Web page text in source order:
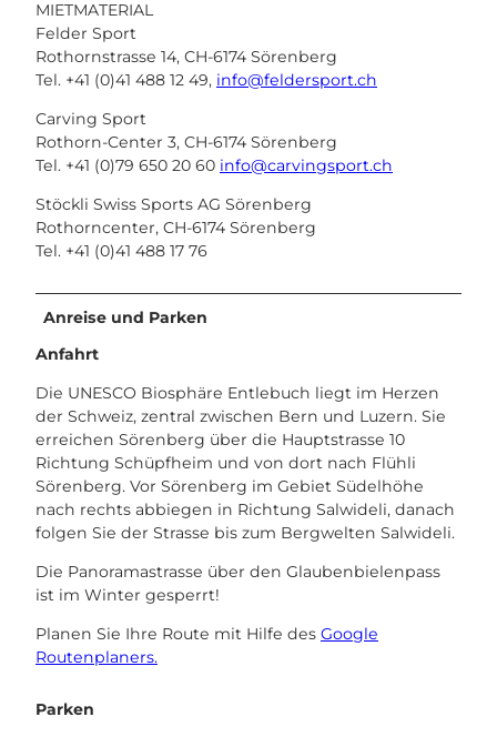
MIETMATERIAL
Felder Sport
Rothornstrasse 14, CH-6174 Sörenberg
Tel. +41 (0)41 488 12 49, info@feldersport.ch
Carving Sport
Rothorn-Center 3, CH-6174 Sörenberg
Tel. +41 (0)79 650 20 60 info@carvingsport.ch
Stöckli Swiss Sports AG Sörenberg
Rothorncenter, CH-6174 Sörenberg
Tel. +41 (0)41 488 17 76
Anreise und Parken
Anfahrt
Die UNESCO Biosphäre Entlebuch liegt im Herzen
der Schweiz, zentral zwischen Bern und Luzern. Sie
erreichen Sörenberg über die Hauptstrasse 10
Richtung Schüpfheim und von dort nach Flühli
Sörenberg. Vor Sörenberg im Gebiet Südelhöhe
nach rechts abbiegen in Richtung Salwideli, danach
folgen Sie der Strasse bis zum Bergwelten Salwideli.
Die Panoramastrasse über den Glaubenbielenpass
ist im Winter gesperrt!
Planen Sie Ihre Route mit Hilfe des Google
Routenplaners.
Parken